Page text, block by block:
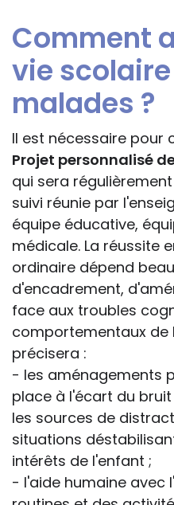
Comment
vie
malades ?
Il est nécessaire pour
Projet personnalisé
qui sera
suivi réunie par
équipe éducative,
médicale. La réussite
ordinaire dépend
d'encadrement,
face aux troubles
comportementaux de
précisera :
- les aménagements
place à l'écart du
les sources de
situations
intérêts de l'enfant ;
- l'aide humaine avec